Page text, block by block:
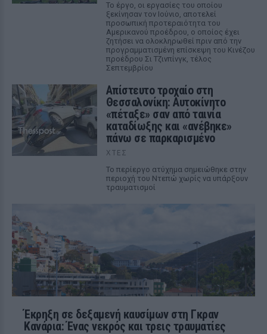
Το έργο, οι εργασίες του οποίου
ξεκίνησαν τον Ιούνιο, αποτελεί
προσωπική προτεραιότητα του
Αμερικανού προέδρου, ο οποίος έχει
ζητήσει να ολοκληρωθεί πριν από την
προγραμματισμένη επίσκεψη του Κινέζου
προέδρου Σι Τζινπίνγκ, τέλος
Σεπτεμβρίου
Απίστευτο τροχαίο στη
Θεσσαλονίκη: Αυτοκίνητο
«πέταξε» σαν από ταινία
καταδίωξης και «ανέβηκε»
πάνω σε παρκαρισμένο
ΧΤΕΣ
Το περίεργο ατύχημα σημειώθηκε στην
περιοχή του Ντεπώ χωρίς να υπάρξουν
τραυματισμοί
Έκρηξη σε δεξαμενή καυσίμων στη Γκραν
Κανάρια: Ένας νεκρός και τρεις τραυματίες